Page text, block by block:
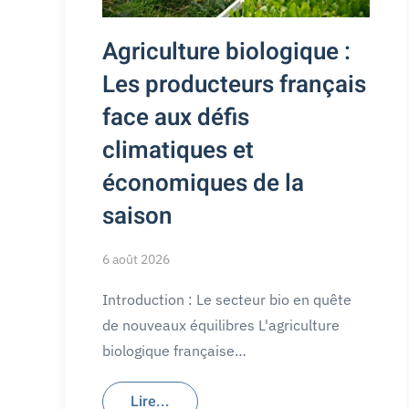
Agriculture biologique :
Les producteurs français
face aux défis
climatiques et
économiques de la
saison
6 août 2026
Introduction : Le secteur bio en quête
de nouveaux équilibres L'agriculture
biologique française…
Lire...